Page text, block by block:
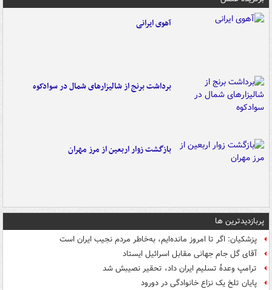
آهوی ایرانی
برداشت برنج از شالیزارهای شمال در سوادکوه
بازگشت زوار اربعین از مرز مهران
پربازدیدترین ها
پزشکیان: اگر تا امروز مانده‌ایم، به‌خاطر مردم نجیب ایران است
آقای گل جام جهانی مقابل اسرائیل ایستاد
ترامپ وعدۀ تسلیم ایران داد، تحقیر نصیبش شد
پایان تلخ یک نزاع خانوادگی در دورود